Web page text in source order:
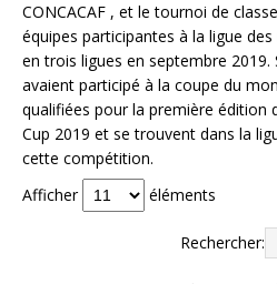
CONCACAF , et le tournoi de
équipes participantes à la ligue
en trois ligues en septembre
avaient participé à la coupe du
qualifiées pour la première édition
Cup 2019 et se trouvent dans la
cette compétition.
Afficher
éléments
Rechercher: